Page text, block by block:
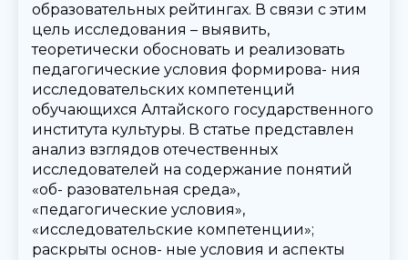
образовательных рейтингах. В связи с этим
цель исследования – выявить,
теоретически обосновать и реализовать
педагогические условия формирова- ния
исследовательских компетенций
обучающихся Алтайского государственного
института культуры. В статье представлен
анализ взглядов отечественных
исследователей на содержание понятий
«об- разовательная среда»,
«педагогические условия»,
«исследовательские компетенции»;
раскрыты основ- ные условия и аспекты